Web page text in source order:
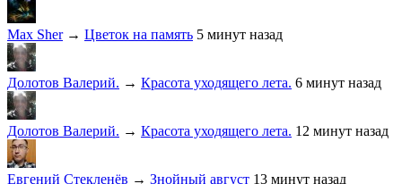
Max Sher→ Цветок на память 5 минут назад
Долотов Валерий. → Красота уходящего лета. 6 минут назад
Долотов Валерий. → Красота уходящего лета. 12 минут назад
Евгений Стекленёв → Знойный август 13 минут назад